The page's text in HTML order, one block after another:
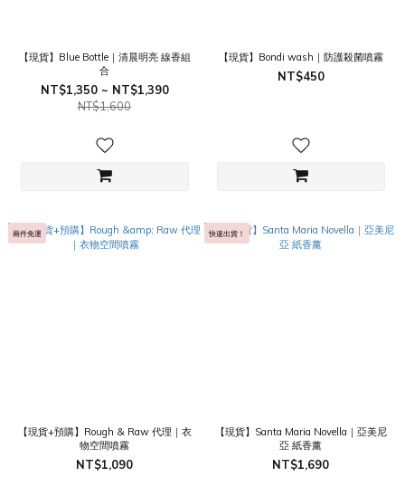
【現貨】Blue Bottle｜清晨明亮 線香組
合
NT$1,350 ~ NT$1,390
NT$1,600
【現貨】Bondi wash｜防護殺菌噴霧
NT$450
兩件免運
【現貨+預購】Rough & Raw 代理｜衣
物空間噴霧
NT$1,090
快速出貨！
【現貨】Santa Maria Novella｜亞美尼
亞 紙香薰
NT$1,690